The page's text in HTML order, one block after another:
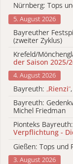
Nürnberg: Tops
5. August 2026
Bayreuther
(zweiter Zyklus)
Krefeld/
der Saison 2025/
4. August 2026
Bayreuth: „Rienzi“
Bayreuth:
Michel Friedman
Pionteks Bayreuth:
Verpflichtung -
Gießen: Tops und
3. August 2026